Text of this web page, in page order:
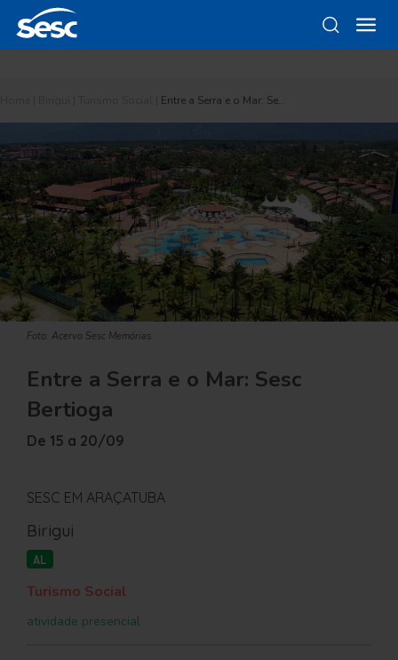
Entre a Serra e o Mar: Se…
Foto: Acervo Sesc Memórias.
Entre a Serra e o Mar: Sesc
Bertioga
De 15 a 20/09
SESC EM ARAÇATUBA
Birigui
AL
Turismo Social
atividade presencial